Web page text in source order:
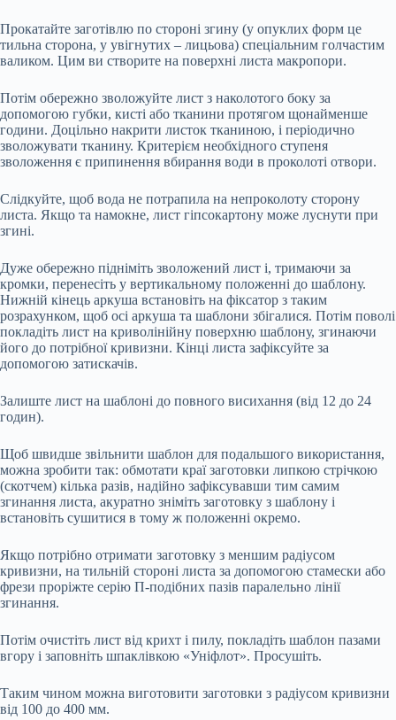
Прокатайте заготівлю по стороні згину (у опуклих форм це
тильна сторона, у увігнутих – лицьова) спеціальним голчастим
валиком. Цим ви створите на поверхні листа макропори.
Потім обережно зволожуйте лист з наколотого боку за
допомогою губки, кисті або тканини протягом щонайменше
години. Доцільно накрити листок тканиною, і періодично
зволожувати тканину. Критерієм необхідного ступеня
зволоження є припинення вбирання води в проколоті отвори.
Слідкуйте, щоб вода не потрапила на непроколоту сторону
листа. Якщо та намокне, лист гіпсокартону може луснути при
згині.
Дуже обережно підніміть зволожений лист і, тримаючи за
кромки, перенесіть у вертикальному положенні до шаблону.
Нижній кінець аркуша встановіть на фіксатор з таким
розрахунком, щоб осі аркуша та шаблони збігалися. Потім поволі
покладіть лист на криволінійну поверхню шаблону, згинаючи
його до потрібної кривизни. Кінці листа зафіксуйте за
допомогою затискачів.
Залиште лист на шаблоні до повного висихання (від 12 до 24
годин).
Щоб швидше звільнити шаблон для подальшого використання,
можна зробити так: обмотати краї заготовки липкою стрічкою
(скотчем) кілька разів, надійно зафіксувавши тим самим
згинання листа, акуратно зніміть заготовку з шаблону і
встановіть сушитися в тому ж положенні окремо.
Якщо потрібно отримати заготовку з меншим радіусом
кривизни, на тильній стороні листа за допомогою стамески або
фрези проріжте серію П-подібних пазів паралельно лінії
згинання.
Потім очистіть лист від крихт і пилу, покладіть шаблон пазами
вгору і заповніть шпаклівкою «Уніфлот». Просушіть.
Таким чином можна виготовити заготовки з радіусом кривизни
від 100 до 400 мм.